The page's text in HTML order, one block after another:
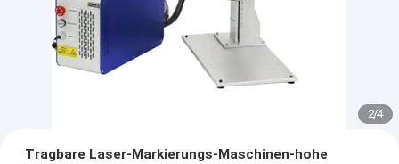
2/4
Tragbare Laser-Markierungs-Maschinen-hohe